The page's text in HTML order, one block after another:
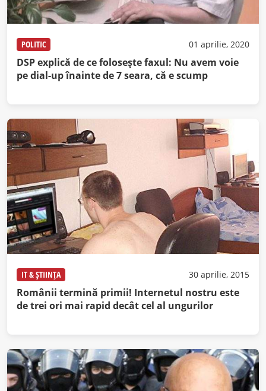
POLITIC 01 aprilie, 2020
DSP explică de ce foloseşte faxul: Nu avem voie
pe dial-up înainte de 7 seara, că e scump
IT & ȘTIINȚA 30 aprilie, 2015
Românii termină primii! Internetul nostru este
de trei ori mai rapid decât cel al ungurilor